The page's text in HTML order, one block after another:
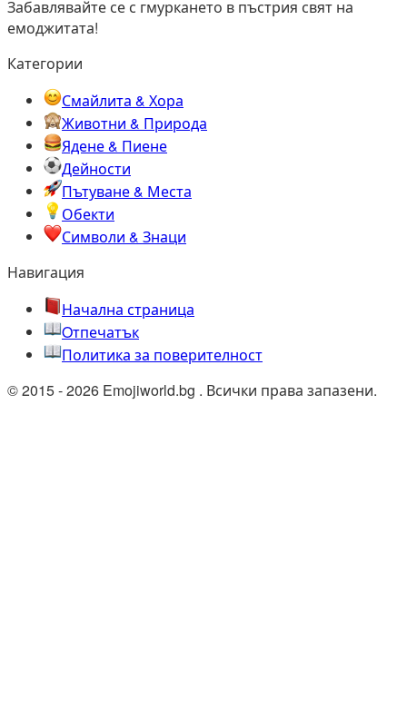
Забавлявайте се с гмуркането в пъстрия свят на
емоджитата!
Категории
Смайлита & Хора
Животни & Природа
Ядене & Пиене
Дейности
Пътуване & Места
Обекти
Символи & Знаци
Навигация
Начална страница
Oтпечатък
Политика за поверителност
© 2015 - 2026 Emojiworld.bg . Всички права запазени.